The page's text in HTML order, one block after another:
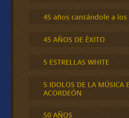
45 años cantándole a
45 AÑOS DE ÉXITO
5 ESTRELLAS WHITE
5 IDOLOS DE LA MÚSICA
ACORDEÓN
50 AÑOS